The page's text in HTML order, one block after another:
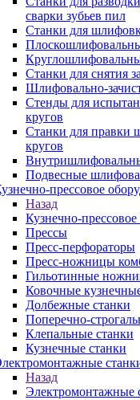
сварки зубьев пил
Станки для
Станки для снятия
Шлифовально-
Стенды для
кругов
Станки для правки
кругов
Подвесные
прессовое
Назад
Кузнечно-
Прессы
Пресс-перфораторы
Пресс-ножницы
Гильотинные
Ковочные
Долбежные станки
Поперечно-
Клепальные станки
Кузнечные станки
Назад
Электромонтажные